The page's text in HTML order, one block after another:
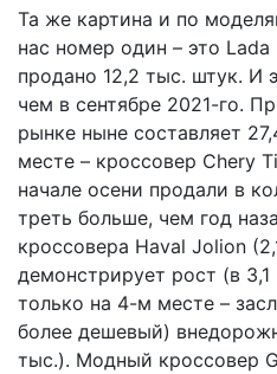
Та же картина и по
нас номер один – это Lada
продано 12,2 тыс. штук. И
чем в сентябре 2021-го.
рынке ныне составляет
месте – кроссовер Chery
начале осени продали в
треть больше, чем год
кроссовера Haval Jolion
демонстрирует рост (в 3,1
только на 4-м месте –
более дешевый)
тыс.). Модный кроссовер